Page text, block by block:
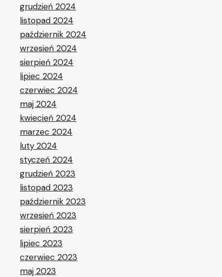
grudzień 2024
listopad 2024
październik 2024
wrzesień 2024
sierpień 2024
lipiec 2024
czerwiec 2024
maj 2024
kwiecień 2024
marzec 2024
luty 2024
styczeń 2024
grudzień 2023
listopad 2023
październik 2023
wrzesień 2023
sierpień 2023
lipiec 2023
czerwiec 2023
maj 2023